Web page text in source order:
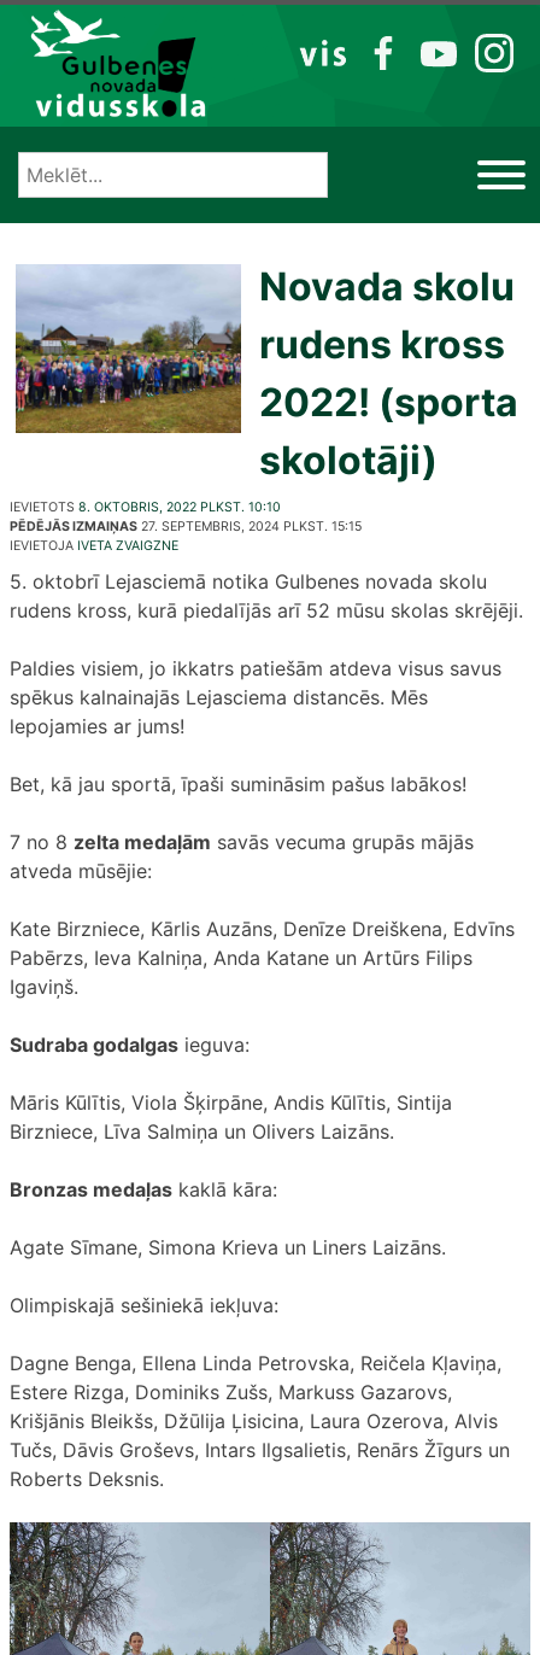
Izlaist
VIS
FB YT IG
Novada skolu
rudens kross
2022! (sporta
skolotāji)
IEVIETOTS 8. OKTOBRIS, 2022 PLKST. 10:10
PĒDĒJĀS IZMAIŅAS 27. SEPTEMBRIS, 2024 PLKST. 15:15
IEVIETOJA IVETA ZVAIGZNE
5. oktobrī Lejasciemā notika Gulbenes novada skolu
rudens kross, kurā piedalījās arī 52 mūsu skolas skrējēji.
Paldies visiem, jo ikkatrs patiešām atdeva visus savus
spēkus kalnainajās Lejasciema distancēs. Mēs
lepojamies ar jums!
Bet, kā jau sportā, īpaši sumināsim pašus labākos!
7 no 8 zelta medaļām savās vecuma grupās mājās
atveda mūsējie:
Kate Birzniece, Kārlis Auzāns, Denīze Dreiškena, Edvīns
Pabērzs, Ieva Kalniņa, Anda Katane un Artūrs Filips
Igaviņš.
Sudraba godalgas ieguva:
Māris Kūlītis, Viola Šķirpāne, Andis Kūlītis, Sintija
Birzniece, Līva Salmiņa un Olivers Laizāns.
Bronzas medaļas kaklā kāra:
Agate Sīmane, Simona Krieva un Liners Laizāns.
Olimpiskajā sešiniekā iekļuva:
Dagne Benga, Ellena Linda Petrovska, Reičela Kļaviņa,
Estere Rizga, Dominiks Zušs, Markuss Gazarovs,
Krišjānis Bleikšs, Džūlija Ļisicina, Laura Ozerova, Alvis
Tučs, Dāvis Groševs, Intars Ilgsalietis, Renārs Žīgurs un
Roberts Deksnis.